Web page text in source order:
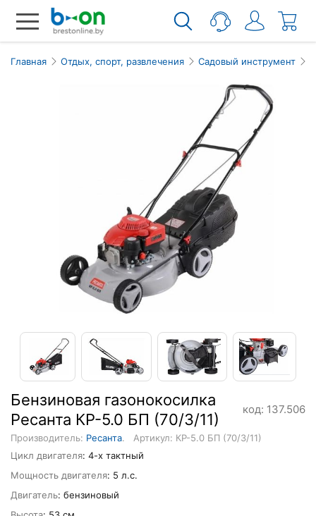
Главная Отдых, спорт, развлечения Садовый инструмент
Бензиновая газонокосилка
Ресанта КР-5.0 БП (70/3/11)
код: 137.506
Производитель: Ресанта.
Артикул: КР-5.0 БП (70/3/11)
Цикл двигателя: 4-х тактный
Мощность двигателя: 5 л.с.
Двигатель: бензиновый